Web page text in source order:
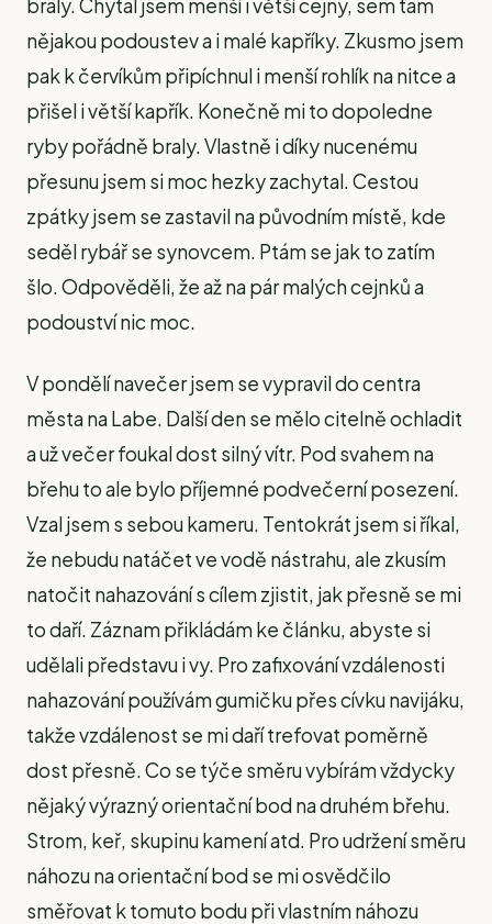
braly. Chytal jsem menší i větší cejny, sem tam
nějakou podoustev a i malé kapříky. Zkusmo jsem
pak k červíkům připíchnul i menší rohlík na nitce a
přišel i větší kapřík. Konečně mi to dopoledne
ryby pořádně braly. Vlastně i díky nucenému
přesunu jsem si moc hezky zachytal. Cestou
zpátky jsem se zastavil na původním místě, kde
seděl rybář se synovcem. Ptám se jak to zatím
šlo. Odpověděli, že až na pár malých cejnků a
podouství nic moc.
V pondělí navečer jsem se vypravil do centra
města na Labe. Další den se mělo citelně ochladit
a už večer foukal dost silný vítr. Pod svahem na
břehu to ale bylo příjemné podvečerní posezení.
Vzal jsem s sebou kameru. Tentokrát jsem si říkal,
že nebudu natáčet ve vodě nástrahu, ale zkusím
natočit nahazování s cílem zjistit, jak přesně se mi
to daří. Záznam přikládám ke článku, abyste si
udělali představu i vy. Pro zafixování vzdálenosti
nahazování používám gumičku přes cívku navijáku,
takže vzdálenost se mi daří trefovat poměrně
dost přesně. Co se týče směru vybírám vždycky
nějaký výrazný orientační bod na druhém břehu.
Strom, keř, skupinu kamení atd. Pro udržení směru
náhozu na orientační bod se mi osvědčilo
směřovat k tomuto bodu při vlastním náhozu